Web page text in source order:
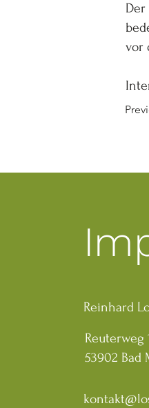
vor
Reinhard
Reuterweg
53902 Bad